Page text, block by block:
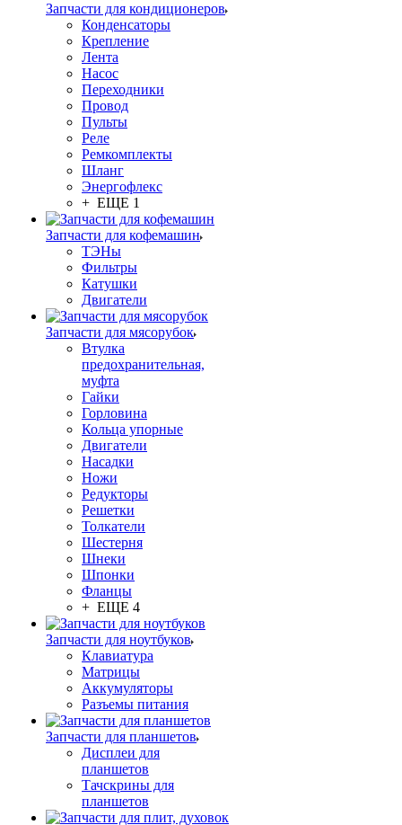
Запчасти для кондиционеров
Конденсаторы
Крепление
Лента
Насос
Переходники
Провод
Пульты
Реле
Ремкомплекты
Шланг
Энергофлекс
+ ЕЩЕ 1
Запчасти для кофемашин
ТЭНы
Фильтры
Катушки
Двигатели
Запчасти для мясорубок
Втулка
предохранительная,
муфта
Гайки
Горловина
Кольца упорные
Двигатели
Насадки
Ножи
Редукторы
Решетки
Толкатели
Шестерня
Шнеки
Шпонки
Фланцы
+ ЕЩЕ 4
Запчасти для ноутбуков
Клавиатура
Матрицы
Аккумуляторы
Разъемы питания
Запчасти для планшетов
Дисплеи для
планшетов
Тачскрины для
планшетов